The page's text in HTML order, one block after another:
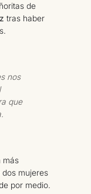
de
tras haber
nos
que
más
mujeres
por medio.